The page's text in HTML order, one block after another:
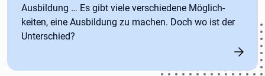
Ausbildung … Es gibt viele verschiedene Möglich-
keiten, eine Ausbildung zu machen. Doch wo ist der
Unterschied?